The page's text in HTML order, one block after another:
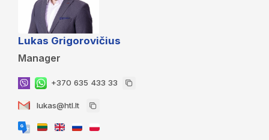
Lukas Grigorovičius
Manager
+370 635 433 33
lukas@htl.lt